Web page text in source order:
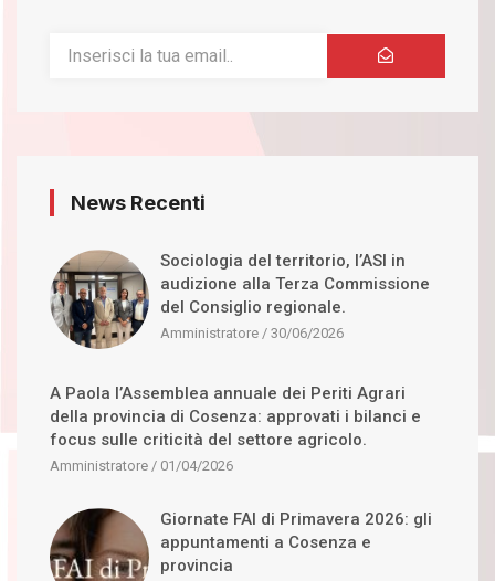
News Recenti
Sociologia del territorio, l’ASI in
audizione alla Terza Commissione
del Consiglio regionale.
Amministratore 30/06/2026
A Paola l’Assemblea annuale dei Periti Agrari
della provincia di Cosenza: approvati i bilanci e
focus sulle criticità del settore agricolo.
Amministratore 01/04/2026
Giornate FAI di Primavera 2026: gli
appuntamenti a Cosenza e
provincia